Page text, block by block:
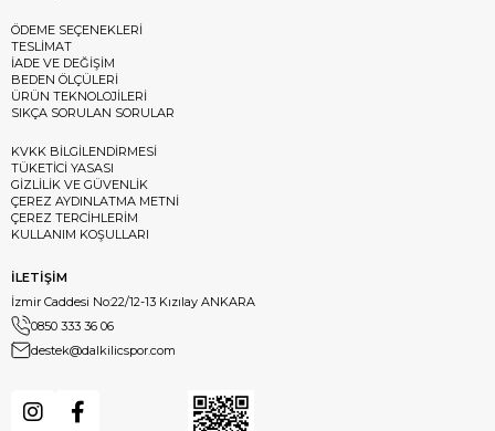
ÖDEME SEÇENEKLERİ
TESLİMAT
İADE VE DEĞİŞİM
BEDEN ÖLÇÜLERİ
ÜRÜN TEKNOLOJİLERİ
SIKÇA SORULAN SORULAR
KVKK BİLGİLENDİRMESİ
TÜKETİCİ YASASI
GİZLİLİK VE GÜVENLİK
ÇEREZ AYDINLATMA METNİ
ÇEREZ TERCİHLERİM
KULLANIM KOŞULLARI
İLETİŞİM
İzmir Caddesi No:22/12-13 Kızılay ANKARA
0850 333 36 06
destek@dalkilicspor.com